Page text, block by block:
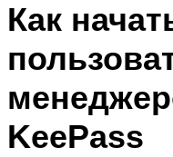
Как
KeePass